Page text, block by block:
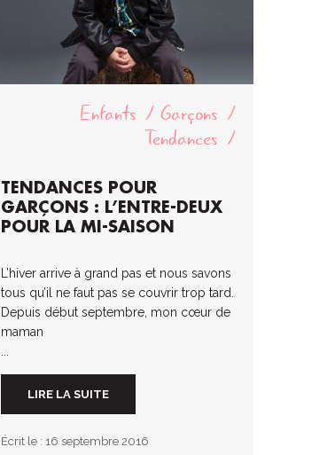
Enfants
Garçons
Tendances
TENDANCES POUR
GARÇONS : L’ENTRE-DEUX
POUR LA MI-SAISON
L’hiver arrive à grand pas et nous savons
tous qu’il ne faut pas se couvrir trop tard.
Depuis début septembre, mon cœur de
maman
LIRE LA SUITE
Écrit le : 16 septembre 2016